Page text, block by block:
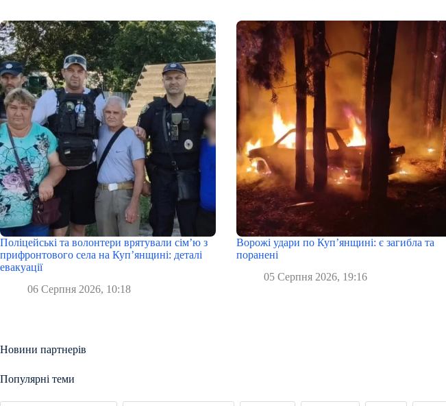
Поліцейські та волонтери врятували сім’ю з
прифронтового села на Куп’янщині: деталі
евакуації
06 Серпня 2026, 10:18
Ворожі удари по Куп’янщині: є загибла та
поранені
05 Серпня 2026, 19:16
Новини партнерів
Популярні теми